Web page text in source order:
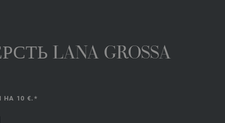
LANA GROSSA
10 €.*